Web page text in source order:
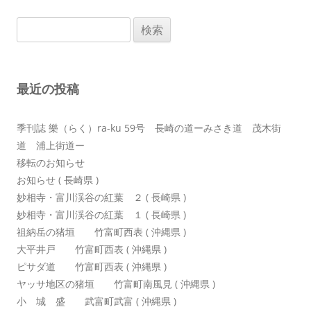
ョ
索:
最近の投稿
季刊誌 樂（らく）ra-ku 59号 長崎の道ーみさき道 茂木街
道 浦上街道ー
移転のお知らせ
お知らせ ( 長崎県 )
妙相寺・富川渓谷の紅葉 ２ ( 長崎県 )
妙相寺・富川渓谷の紅葉 １ ( 長崎県 )
祖納岳の猪垣 竹富町西表 ( 沖縄県 )
大平井戸 竹富町西表 ( 沖縄県 )
ピサダ道 竹富町西表 ( 沖縄県 )
ヤッサ地区の猪垣 竹富町南風見 ( 沖縄県 )
小 城 盛 武富町武富 ( 沖縄県 )